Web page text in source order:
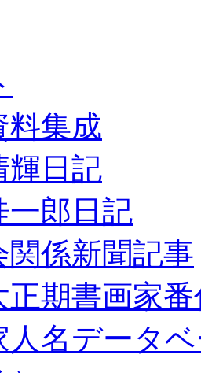
料集成
輝日記
一郎日記
関係新聞記事
正期書画家
人名データ